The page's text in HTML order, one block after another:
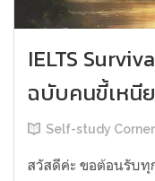
IELTS
ฉบับคนขี้เหนี
Self-study Corner
สวัสดีค่ะ ขอต้อนรับทุ